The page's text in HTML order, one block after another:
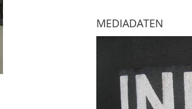
MEDIADATEN